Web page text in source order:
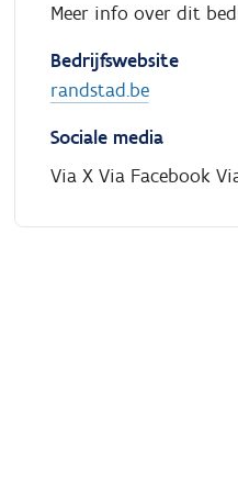
Meer info over dit
Bedrijfswebsite
randstad.be
Sociale media
Via X Via Facebook